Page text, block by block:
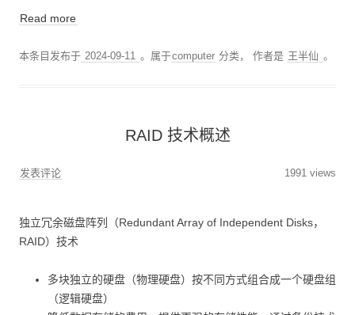
Read more
本条目发布于 2024-09-11 。属于computer 分类，作者是 王半仙 。
RAID 技术概述
发表评论 1991 views
独立冗余磁盘阵列（Redundant Array of Independent Disks，
RAID）技术
多块独立的硬盘（物理硬盘）按不同方式组合成一个硬盘组
（逻辑硬盘）